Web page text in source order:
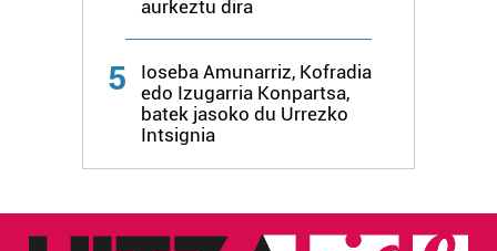
aurkeztu dira
5
Ioseba Amunarriz, Kofradia
edo Izugarria Konpartsa,
batek jasoko du Urrezko
Intsignia